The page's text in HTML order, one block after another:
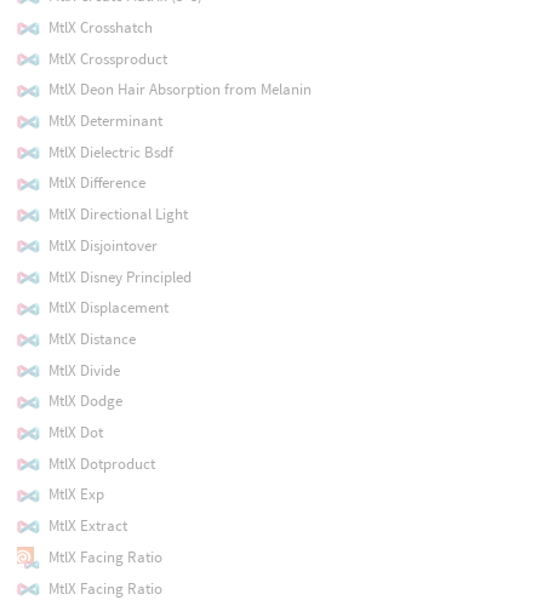
MtlX Crosshatch
MtlX Crossproduct
MtlX Deon Hair Absorption from Melanin
MtlX Determinant
MtlX Dielectric Bsdf
MtlX Difference
MtlX Directional Light
MtlX Disjointover
MtlX Disney Principled
MtlX Displacement
MtlX Distance
MtlX Divide
MtlX Dodge
MtlX Dot
MtlX Dotproduct
MtlX Exp
MtlX Extract
MtlX Facing Ratio
MtlX Facing Ratio